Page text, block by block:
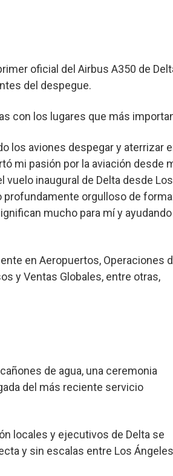
oficial del Airbus A350 de
del despegue.
con los lugares que más
los aviones despegar y aterrizar
mi pasión por la aviación desde
vuelo inaugural de Delta desde Los
profundamente orgulloso de
mucho para mí y ayudando
en Aeropuertos, Operaciones
y Ventas Globales, entre otras,
de agua, una ceremonia
del más reciente servicio
locales y ejecutivos de Delta se
y sin escalas entre Los